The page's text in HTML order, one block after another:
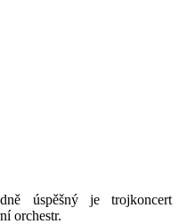
úspěšný je trojkoncert
orchestr.